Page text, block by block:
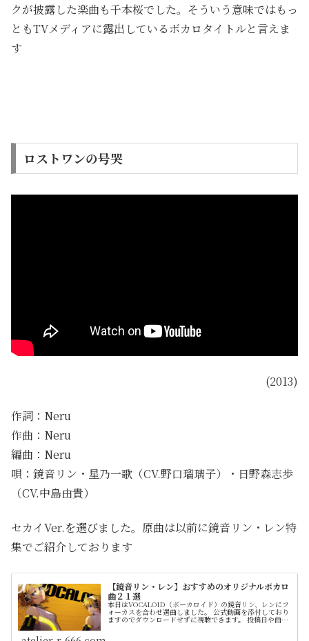
クが披露した楽曲も千本桜でした。そういう意味ではもっ
ともTVメディアに露出しているボカロタイトルと言えま
す
ロストワンの号哭
(2013)
作詞：Neru
作曲：Neru
編曲：Neru
唄：鏡音リン・星乃一歌（CV.野口瑠璃子）・日野森志歩
（CV.中島由貴）
セカイVer.を選びました。原曲は以前に鏡音リン・レン特
集でご紹介しております
【鏡音リン・レン】おすすめのオリジナルボカロ
曲２１選
本日はVOCALOID（ボーカロイド）の鏡音リン、レンにフ
ォーカスを合わせ選曲しました。 公式動画を添付しており
ますのでダウンロードせずに視聴できます。 投稿日や曲情